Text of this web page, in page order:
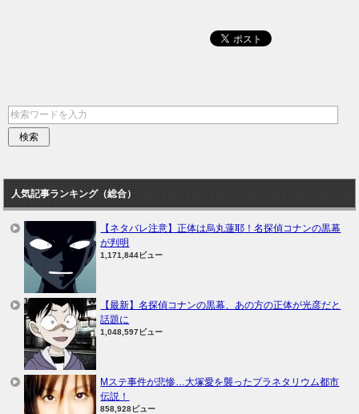
人気記事ランキング（総合）
【ネタバレ注意】正体は烏丸蓮耶！名探偵コナンの黒幕
が判明
1,171,844ビュー
【最新】名探偵コナンの黒幕、あの方の正体が光彦だと
話題に
1,048,597ビュー
Mステ事件が悲惨…大塚愛を襲ったプラネタリウム都市
伝説！
858,928ビュー